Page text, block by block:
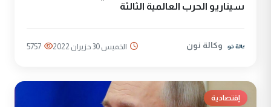
سيناريو الحرب العالمية الثالثة
وكالة نون الخميس 30 حزيران 2022 5757
إقتصادية